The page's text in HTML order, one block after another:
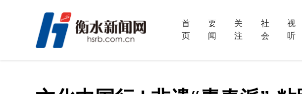
首
页
要
闻
关
注
社
会
视
听